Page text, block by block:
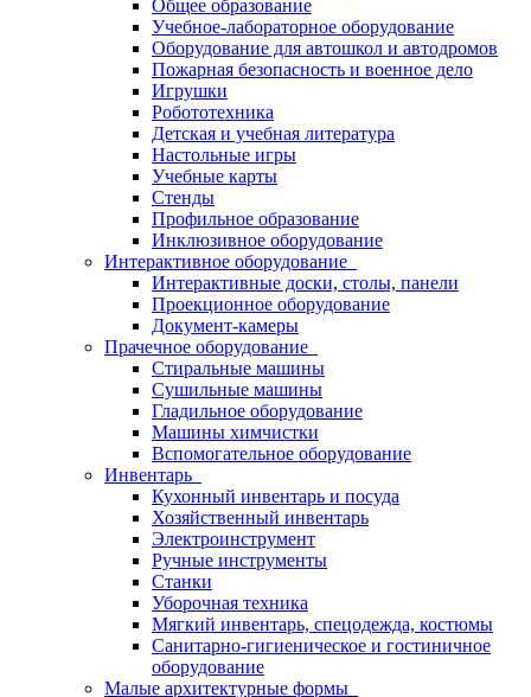
Общее образование
Учебное-лабораторное оборудование
Оборудование для автошкол и автодромов
Пожарная безопасность и военное дело
Игрушки
Робототехника
Детская и учебная литература
Настольные игры
Учебные карты
Стенды
Профильное образование
Инклюзивное оборудование
Интерактивное оборудование
Интерактивные доски, столы, панели
Проекционное оборудование
Документ-камеры
Прачечное оборудование
Стиральные машины
Сушильные машины
Гладильное оборудование
Машины химчистки
Вспомогательное оборудование
Инвентарь
Кухонный инвентарь и посуда
Хозяйственный инвентарь
Электроинструмент
Ручные инструменты
Станки
Уборочная техника
Мягкий инвентарь, спецодежда, костюмы
Санитарно-гигиеническое и гостиничное
оборудование
Малые архитектурные формы